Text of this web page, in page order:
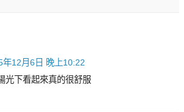
年12月6日 晚上10:22
光下看起來真的很舒服